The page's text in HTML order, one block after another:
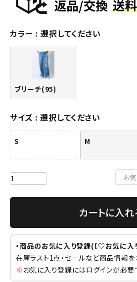
カラー 選択してください
ブリーチ(95)
サイズ 選択してください
S M
お
カートに入れ
・商品のお気に入り登録(【♡お気に入
在庫ラスト1点・セールなど商品情報を
※ お気に入り登録にはログインが必要